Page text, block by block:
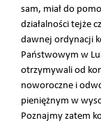
sam, miał do
działalności tejże
dawnej ordynacji
Państwowym w
otrzymywali od
noworoczne i
pieniężnym w
Poznajmy zatem